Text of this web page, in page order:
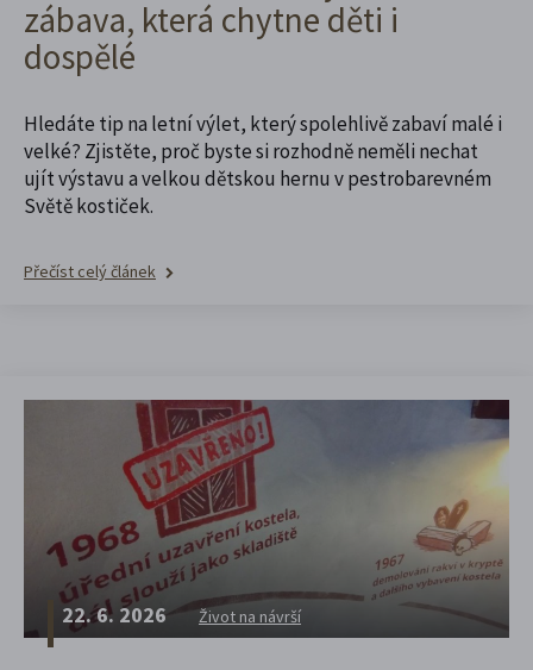
zábava, která chytne děti i
dospělé
Hledáte tip na letní výlet, který spolehlivě zabaví malé i
velké? Zjistěte, proč byste si rozhodně neměli nechat
ujít výstavu a velkou dětskou hernu v pestrobarevném
Světě kostiček.
Přečíst celý článek
22. 6. 2026 Život na návrší